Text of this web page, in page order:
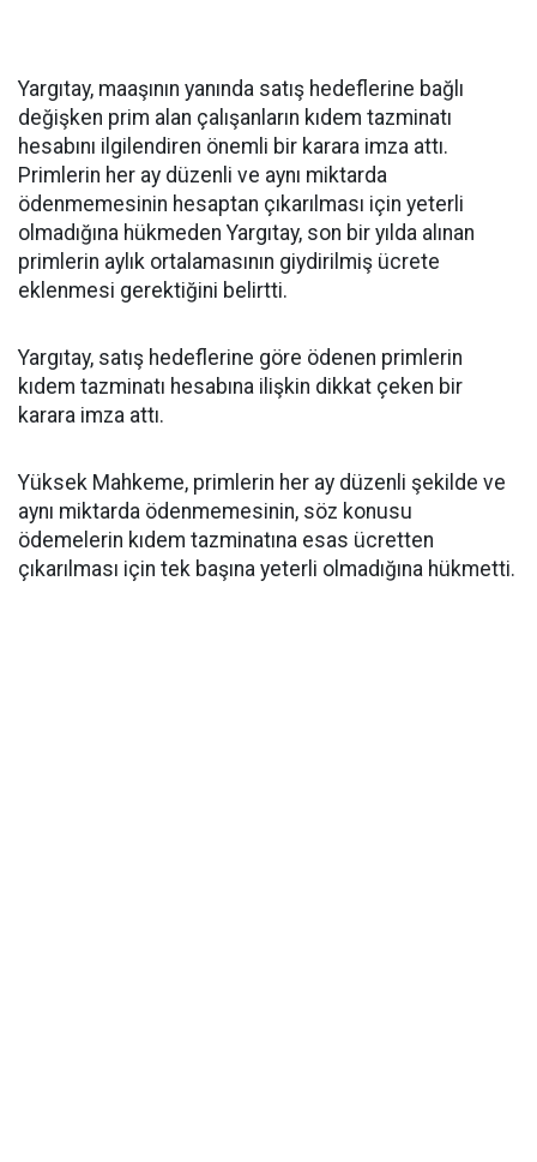
Yargıtay, maaşının yanında satış hedeflerine bağlı
değişken prim alan çalışanların kıdem tazminatı
hesabını ilgilendiren önemli bir karara imza attı.
Primlerin her ay düzenli ve aynı miktarda
ödenmemesinin hesaptan çıkarılması için yeterli
olmadığına hükmeden Yargıtay, son bir yılda alınan
primlerin aylık ortalamasının giydirilmiş ücrete
eklenmesi gerektiğini belirtti.
Yargıtay, satış hedeflerine göre ödenen primlerin
kıdem tazminatı hesabına ilişkin dikkat çeken bir
karara imza attı.
Yüksek Mahkeme, primlerin her ay düzenli şekilde ve
aynı miktarda ödenmemesinin, söz konusu
ödemelerin kıdem tazminatına esas ücretten
çıkarılması için tek başına yeterli olmadığına hükmetti.